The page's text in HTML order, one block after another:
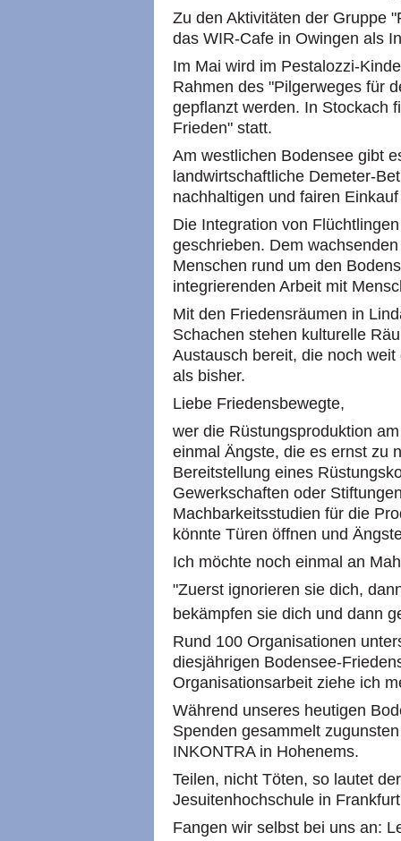
Zu den Aktivitäten der Gruppe
das WIR-Cafe in Owingen als
Im Mai wird im Pestalozzi-
Rahmen des "Pilgerweges für
gepflanzt werden. In Stockach
Frieden" statt.
Am westlichen Bodensee gibt
landwirtschaftliche Demeter-
nachhaltigen und fairen
Die Integration von
geschrieben. Dem
Menschen rund um den
integrierenden Arbeit mit
Mit den Friedensräumen in
Schachen stehen kulturelle
Austausch bereit, die noch
als bisher.
Liebe Friedensbewegte,
wer die Rüstungsproduktion
einmal Ängste, die es ernst zu
Bereitstellung eines
Gewerkschaften oder
Machbarkeitsstudien für die
könnte Türen öffnen und
Ich möchte noch einmal an
"Zuerst ignorieren sie dich,
bekämpfen sie dich und dann
Rund 100 Organisationen
diesjährigen Bodensee-
Organisationsarbeit ziehe ich
Während unseres heutigen
Spenden gesammelt
INKONTRA in Hohenems.
Teilen, nicht Töten, so lautet
Jesuitenhochschule in
Fangen wir selbst bei uns an: